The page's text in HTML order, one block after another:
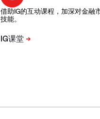
借助IG的互动课程，加深对金融
技能。